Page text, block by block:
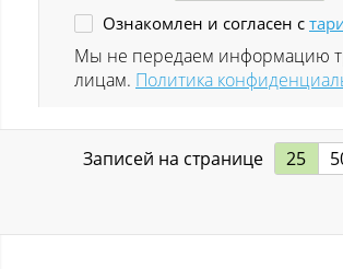
Ленинск-Кузнецкий
Листвяги
Лучшево с
Ознакомлен и согласен с
Мы не передаем информацию
лицам. Политика
Записей на странице 25